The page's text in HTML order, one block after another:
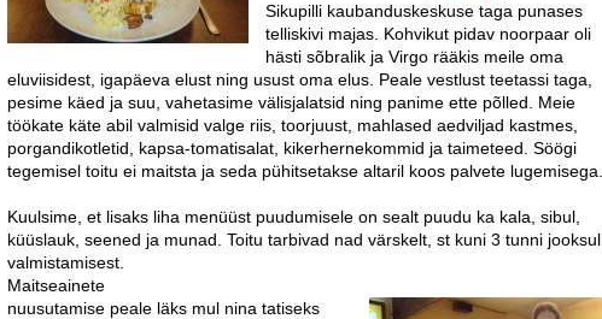
Sikupilli kaubanduskeskuse taga punases
telliskivi majas. Kohvikut pidav noorpaar oli
hästi sõbralik ja Virgo rääkis meile oma
eluviisidest, igapäeva elust ning usust oma elus. Peale vestlust teetassi taga,
pesime käed ja suu, vahetasime välisjalatsid ning panime ette põlled. Meie
töökate käte abil valmisid valge riis, toorjuust, mahlased aedviljad kastmes,
porgandikotletid, kapsa-tomatisalat, kikerhernekommid ja taimeteed. Söögi
tegemisel toitu ei maitsta ja seda pühitsetakse altaril koos palvete lugemisega.
Kuulsime, et lisaks liha menüüst puudumisele on sealt puudu ka kala, sibul,
küüslauk, seened ja munad. Toitu tarbivad nad värskelt, st kuni 3 tunni jooksul
valmistamisest.
Maitseainete
nuusutamise peale läks mul nina tatiseks